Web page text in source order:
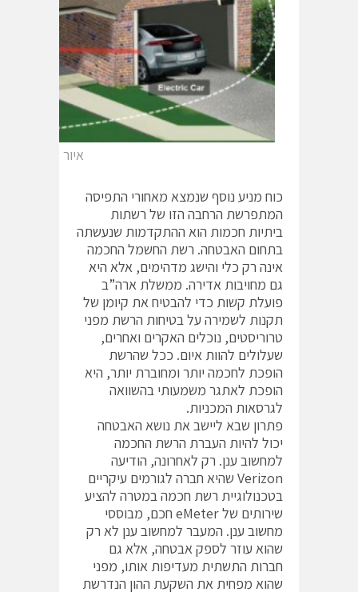
איור 3 דוגמה לטווח היישומים בשימוש בפתרון PLC
כוח מניע נוסף שנמצא מאחורי התפיסה
המתפרשת הרחבה הזו של רשתות
ביתיות חכמות הוא ההתקדמות שנעשתה
בתחום האבטחה. רשת החשמל החכמה
אינה רק כלי והישג מדהימים, אלא היא
גם מחויבות אדירה. ממשלת ארה”ב
פועלת קשות כדי להבטיח את קיומן של
תקנות לשמירה על בטיחות הרשת מפני
טרוריסטים, נוכלים האקרים ואחרים,
שעלולים להוות איום. ככל שהרשת
הופכת לחכמה יותר ומחוברת יותר, היא
הופכת לאתגר משמעותי בהשוואה
לגרסאות המכניות.
פתרון שבא ליישב את נושא האבטחה
יכול להיות העברת הרשת החכמה
למחשוב ענן. רק לאחרונה, הודיעה
Verizon שהיא חברה לגורמים עיקריים
בטכנולוגיית רשת חכמה במטרה להציע
שירותים של eMeter חכם, מבוססי
מחשוב ענן. המעבר למחשוב ענן לא רק
שהוא עוזר לספק אבטחה, אלא גם
חברות התשתית מעדיפות אותו, מפני
שהוא מפחית את השקעת ההון הנדרשת